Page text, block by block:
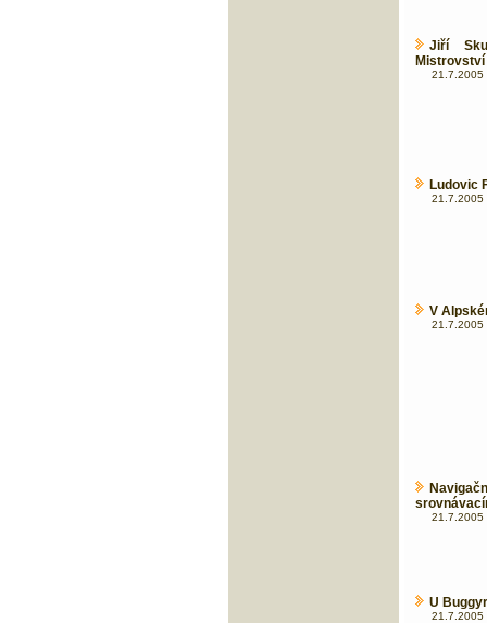
Jiří
21.7.2005
Ludovic
21.7.2005
V
21.7.2005
21.7.2005
U
21.7.2005